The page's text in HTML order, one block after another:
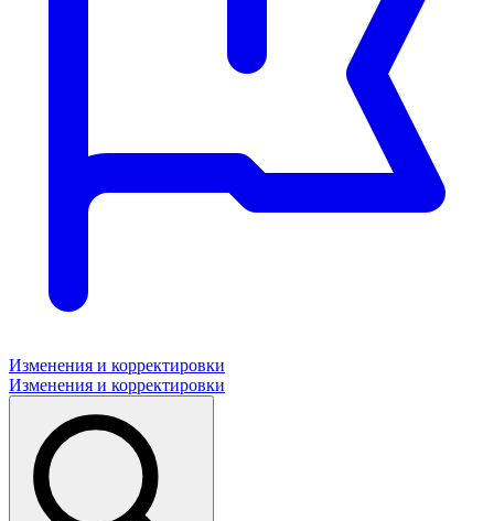
Изменения и корректировки
Изменения и корректировки